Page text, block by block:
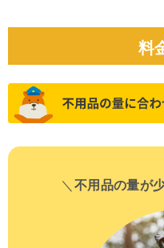
料
＼ 不用品の量が